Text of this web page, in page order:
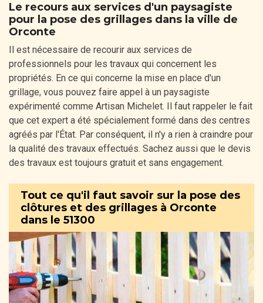
Le recours aux services d'un paysagiste
pour la pose des grillages dans la ville de
Orconte
Il est nécessaire de recourir aux services de
professionnels pour les travaux qui concernent les
propriétés. En ce qui concerne la mise en place d'un
grillage, vous pouvez faire appel à un paysagiste
expérimenté comme Artisan Michelet. Il faut rappeler le fait
que cet expert a été spécialement formé dans des centres
agréés par l'État. Par conséquent, il n'y a rien à craindre pour
la qualité des travaux effectués. Sachez aussi que le devis
des travaux est toujours gratuit et sans engagement.
Tout ce qu'il faut savoir sur la pose des
clôtures et des grillages à Orconte
dans le 51300